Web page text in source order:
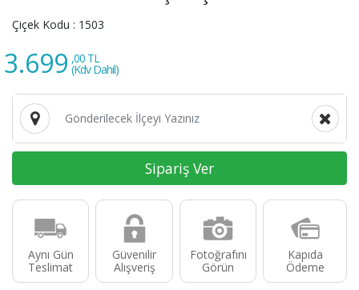
Çiçek Kodu : 1503
3.699 ,00 TL
(Kdv Dahil)
Sipariş Ver
Aynı Gün
Teslimat
Güvenilir
Alışveriş
Fotoğrafını
Görün
Kapıda
Ödeme